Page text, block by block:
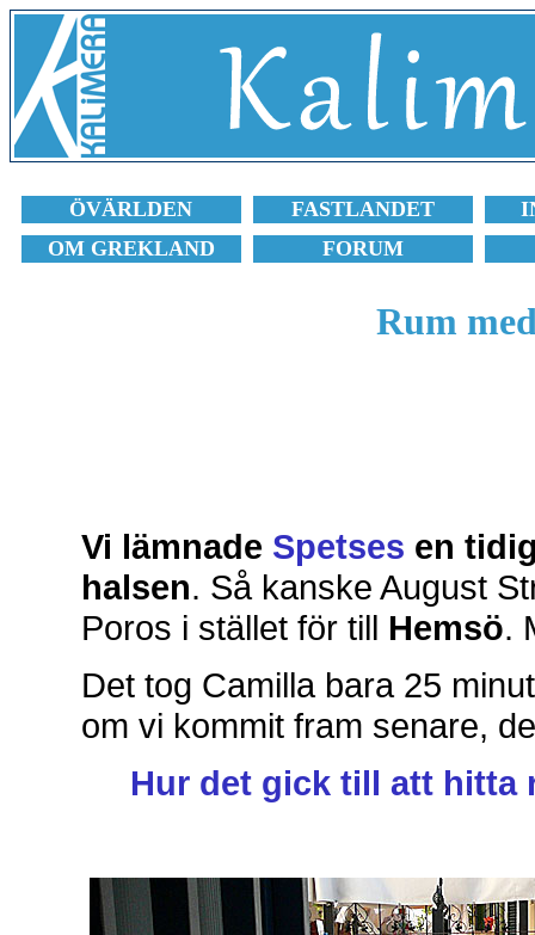
ÖVÄRLDEN FASTLANDET
OM GREKLAND
FORUM
Rum
Vi lämnade Spetses en
halsen. Så kanske August
Poros i stället för till Hemsö.
Det tog Camilla bara 25
om vi kommit fram senare,
Hur det gick till att hitta